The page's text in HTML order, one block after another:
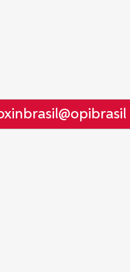
@opibrasil